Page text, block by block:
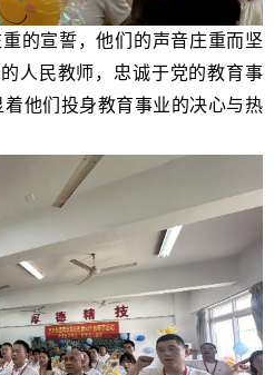
的宣誓，他们的声音庄重而坚
人民教师，忠诚于党的教育事
着他们投身教育事业的决心与热